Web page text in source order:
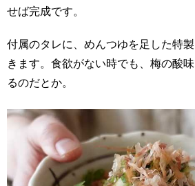
せば完成です。
付属のタレに、めんつゆを足した特
きます。食欲がない時でも、梅の酸
るのだとか。